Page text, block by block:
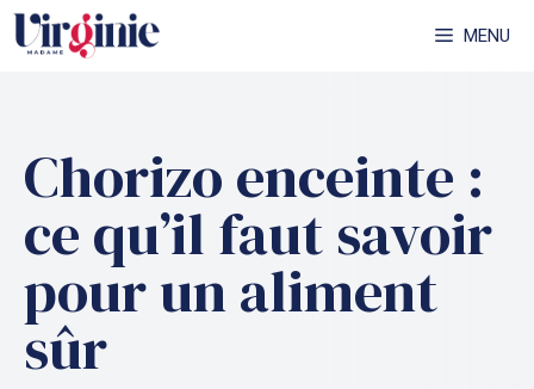
Aller
au
MENU
Chorizo enceinte :
ce qu’il faut savoir
pour un aliment
sûr